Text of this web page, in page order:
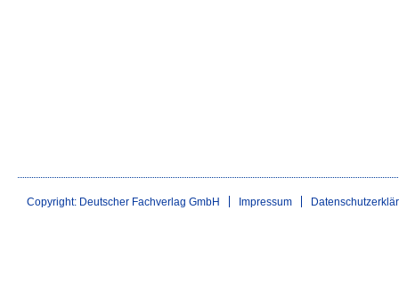
Copyright: Deutscher Fachverlag GmbH Impressum